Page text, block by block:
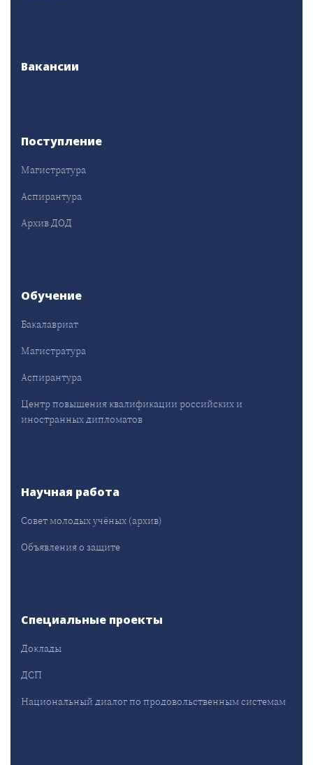
Вакансии
Поступление
Магистратура
Аспирантура
Архив ДОД
Обучение
Бакалавриат
Магистратура
Аспирантура
Центр повышения квалификации российских и
иностранных дипломатов
Научная работа
Совет молодых учёных (архив)
Объявления о защите
Специальные проекты
Доклады
ДСП
Национальный диалог по продовольственным системам